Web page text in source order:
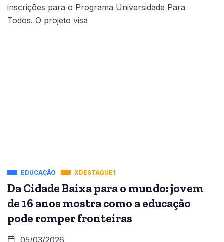
inscrições para o Programa Universidade Para
Todos. O projeto visa
EDUCAÇÃO XDESTAQUE1
Da Cidade Baixa para o mundo: jovem
de 16 anos mostra como a educação
pode romper fronteiras
05/03/2026